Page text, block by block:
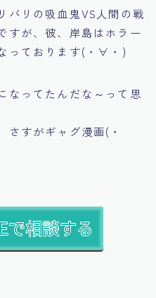
バリの吸血鬼VS人間の戦
すが、彼、岸島はホラー
っております(・∀・)
なってたんだな～って思
さすがギャグ漫画(・